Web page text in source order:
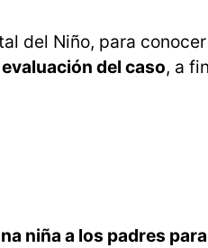
del Niño, para
del caso, a
niña a los padres